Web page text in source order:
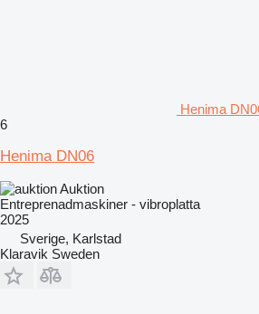
Henima
6
Henima DN06
Auktion
Entreprenadmaskiner - vibroplatta
2025
Sverige, Karlstad
Klaravik Sweden